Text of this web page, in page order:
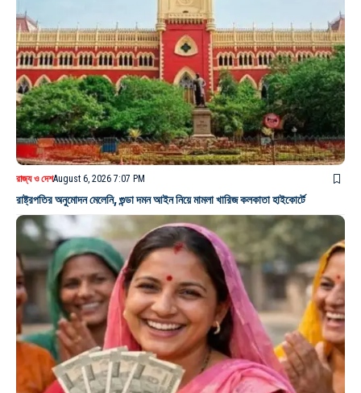
রাজ্য ও দেশAugust 6, 2026 7:07 PM
রাষ্ট্রপতির অনুমোদন মেলেনি, গুন্ডা দমন আইন নিয়ে মামলা খারিজ কলকাতা হাইকোর্টে